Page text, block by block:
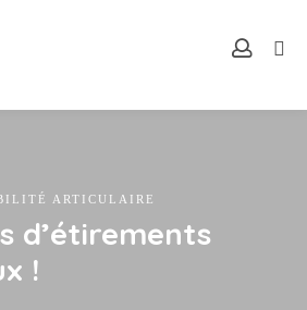
ARTICULAIRE
d’étirements
!